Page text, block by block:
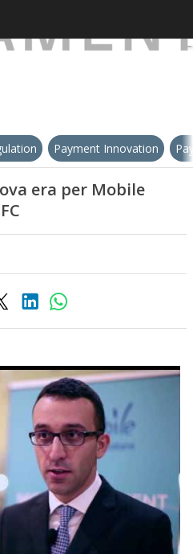
Payment Innovation
era per Mobile